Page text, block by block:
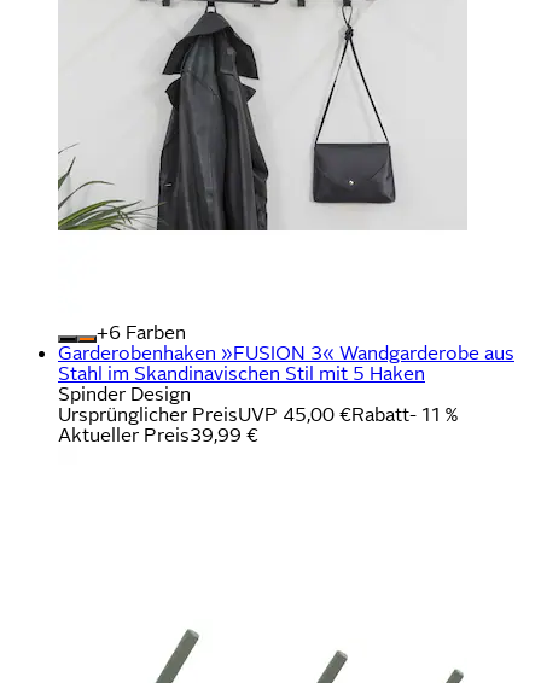
+
Farben
Garderobenhaken »FUSION 3« Wandgarderobe aus
Stahl im Skandinavischen Stil mit 5 Haken
Spinder Design
Ursprünglicher PreisUVP 45,00 €Rabatt- 11 %
Aktueller Preis39,99 €